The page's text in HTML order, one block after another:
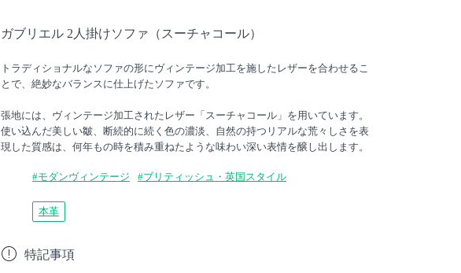
ガブリエル 2人掛けソファ（スーチャコール）
トラディショナルなソファの形にヴィンテージ加工を施したレザーを合わせるこ
とで、絶妙なバランスに仕上げたソファです。
張地には、ヴィンテージ加工されたレザー「スーチャコール」を用いています。
使い込んだ美しい皺、断続的に続く色の濃淡、自然の持つリアルな荒々しさを表
現した質感は、何年もの時を積み重ねたような味わい深い表情を醸し出します。
#モダンヴィンテージ #ブリティッシュ・英国スタイル
本革
特記事項